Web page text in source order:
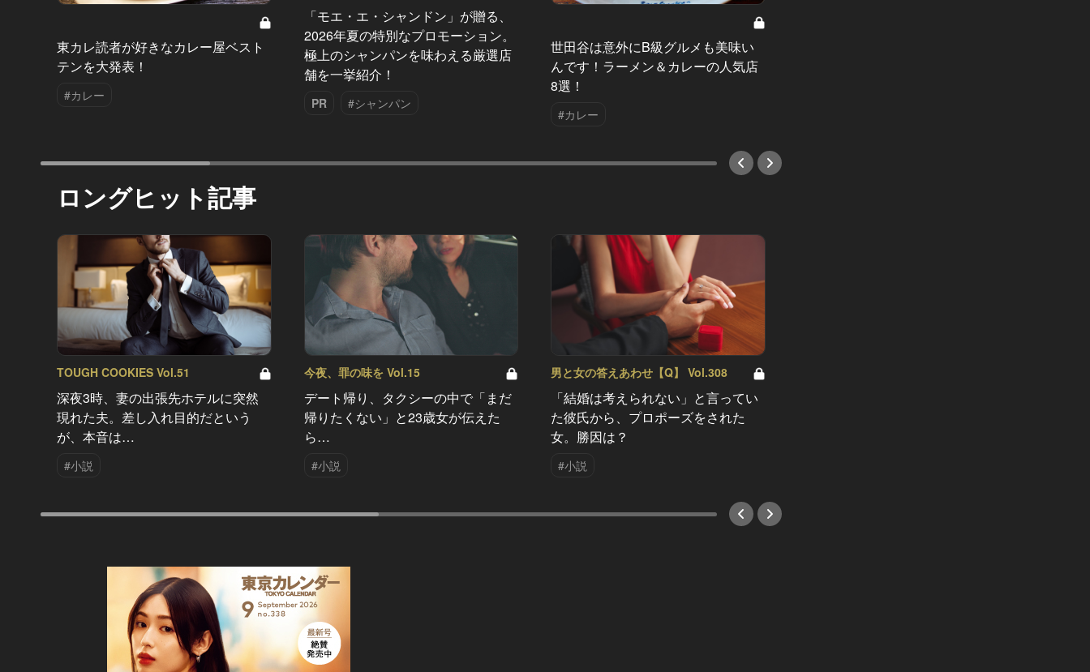
東カレ読者が好きなカレー屋ベスト
テンを大発表！
#カレー
「モエ・エ・シャンドン」が贈る、
2026年夏の特別なプロモーション。
極上のシャンパンを味わえる厳選店
舗を一挙紹介！
PR #シャンパン
世田谷は意外にB級グルメも美味い
んです！ラーメン＆カレーの人気店
8選！
#カレー
ロングヒット記事
TOUGH COOKIES Vol.51
深夜3時、妻の出張先ホテルに突然
現れた夫。差し入れ目的だという
が、本音は…
#小説
今夜、罪の味を Vol.15
デート帰り、タクシーの中で「まだ
帰りたくない」と23歳女が伝えた
ら…
#小説
男と女の答えあわせ【Q】 Vol.308
「結婚は考えられない」と言ってい
た彼氏から、プロポーズをされた
女。勝因は？
#小説